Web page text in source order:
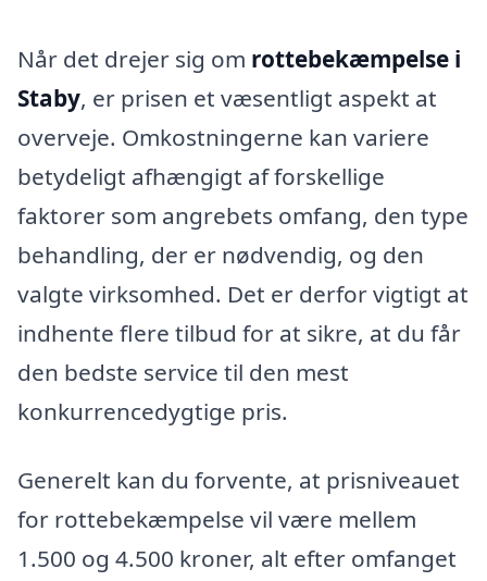
Når det drejer sig om rottebekæmpelse i
Staby, er prisen et væsentligt aspekt at
overveje. Omkostningerne kan variere
betydeligt afhængigt af forskellige
faktorer som angrebets omfang, den type
behandling, der er nødvendig, og den
valgte virksomhed. Det er derfor vigtigt at
indhente flere tilbud for at sikre, at du får
den bedste service til den mest
konkurrencedygtige pris.
Generelt kan du forvente, at prisniveauet
for rottebekæmpelse vil være mellem
1.500 og 4.500 kroner, alt efter omfanget